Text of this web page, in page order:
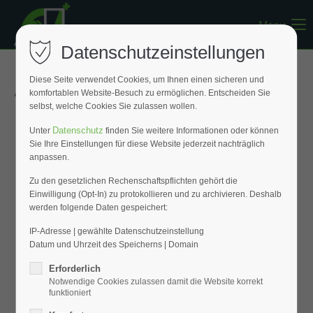
Register
Support
Lorem ipsum dolor sit amet:
24h/ 365days
Mon - Fri 8:00am - 5:00pm(GMT +1)
Get in touch
Cybersteel Inc.
Menu
« Zurück zur Übersicht
Datenschutzeinstellungen
Diese Seite verwendet Cookies, um Ihnen einen sicheren und
komfortablen Website-Besuch zu ermöglichen. Entscheiden Sie
selbst, welche Cookies Sie zulassen wollen.
Unter Datenschutz finden Sie weitere Informationen oder können
Sie Ihre Einstellungen für diese Website jederzeit nachträglich
anpassen.
Zu den gesetzlichen Rechenschaftspflichten gehört die
Einwilligung (Opt-In) zu protokollieren und zu archivieren. Deshalb
werden folgende Daten gespeichert:
IP-Adresse | gewählte Datenschutzeinstellung
Datum und Uhrzeit des Speicherns | Domain
Erforderlich
Notwendige Cookies zulassen damit die Website korrekt
funktioniert